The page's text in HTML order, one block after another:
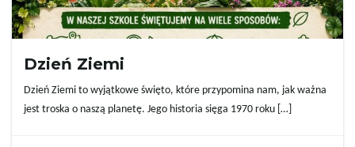
Dzień Ziemi
Dzień Ziemi to wyjątkowe święto, które przypomina nam, jak ważna
jest troska o naszą planetę. Jego historia sięga 1970 roku […]